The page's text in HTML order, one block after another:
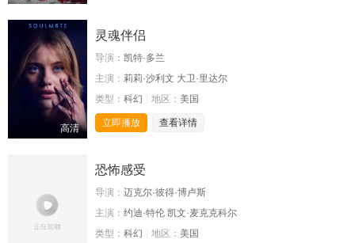
高清
灵魂伴侣
导演： 凯特·多兰
主演： 莉莉·沙利文 大卫·里达尔
类型： 科幻 地区： 美国
立即播放 查看详情
恐怖感受
导演： 迈克尔·彼得·博卢斯
主演： 约迪·特伦 凯文·麦克克科尔
类型： 科幻 地区： 美国